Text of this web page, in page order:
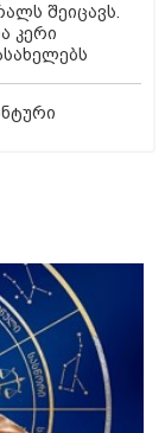
შეიცავს.
კერი